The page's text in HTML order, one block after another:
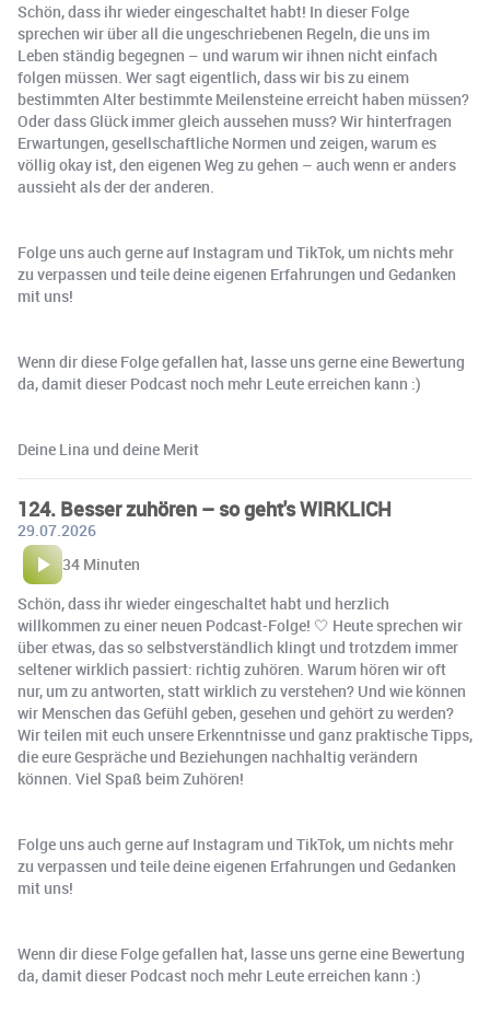
Schön, dass ihr wieder eingeschaltet habt! In dieser Folge
sprechen wir über all die ungeschriebenen Regeln, die uns im
Leben ständig begegnen – und warum wir ihnen nicht einfach
folgen müssen. Wer sagt eigentlich, dass wir bis zu einem
bestimmten Alter bestimmte Meilensteine erreicht haben müssen?
Oder dass Glück immer gleich aussehen muss? Wir hinterfragen
Erwartungen, gesellschaftliche Normen und zeigen, warum es
völlig okay ist, den eigenen Weg zu gehen – auch wenn er anders
aussieht als der der anderen.
Folge uns auch gerne auf Instagram und TikTok, um nichts mehr
zu verpassen und teile deine eigenen Erfahrungen und Gedanken
mit uns!
Wenn dir diese Folge gefallen hat, lasse uns gerne eine Bewertung
da, damit dieser Podcast noch mehr Leute erreichen kann :)
Deine Lina und deine Merit
124. Besser zuhören – so geht's WIRKLICH
29.07.2026
34 Minuten
Schön, dass ihr wieder eingeschaltet habt und herzlich
willkommen zu einer neuen Podcast-Folge! 🤍 Heute sprechen wir
über etwas, das so selbstverständlich klingt und trotzdem immer
seltener wirklich passiert: richtig zuhören. Warum hören wir oft
nur, um zu antworten, statt wirklich zu verstehen? Und wie können
wir Menschen das Gefühl geben, gesehen und gehört zu werden?
Wir teilen mit euch unsere Erkenntnisse und ganz praktische Tipps,
die eure Gespräche und Beziehungen nachhaltig verändern
können. Viel Spaß beim Zuhören!
Folge uns auch gerne auf Instagram und TikTok, um nichts mehr
zu verpassen und teile deine eigenen Erfahrungen und Gedanken
mit uns!
Wenn dir diese Folge gefallen hat, lasse uns gerne eine Bewertung
da, damit dieser Podcast noch mehr Leute erreichen kann :)